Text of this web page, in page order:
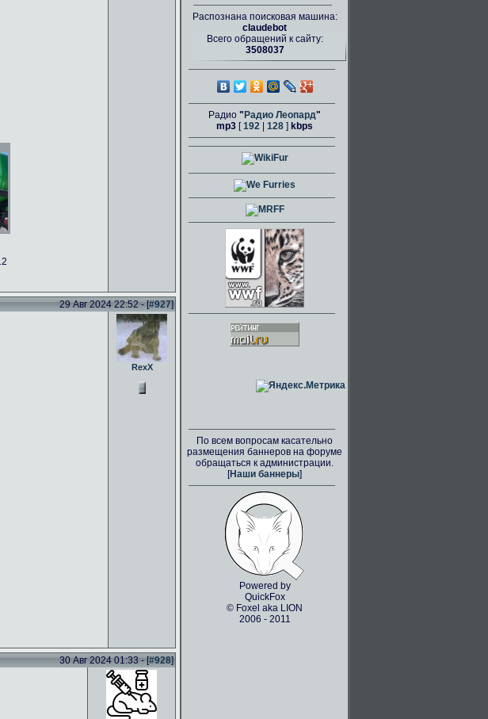
70
29 Авг 2024 22:52 - [#927]
RexX
30 Авг 2024 01:33 - [#928]
Распознана поисковая машина:
claudebot
Всего обращений к сайту:
3508037
Радио " Радио Леопард"
mp3 [192 128 ] kbps
По всем вопросам касательно
размещения баннеров на форуме
обращаться к администрации.
[Наши баннеры]
Powered by
QuickFox
© Foxel aka LION
2006 - 2011